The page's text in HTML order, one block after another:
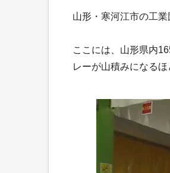
山形・寒河江市の工
ここには、山形県内
レーが山積みになる